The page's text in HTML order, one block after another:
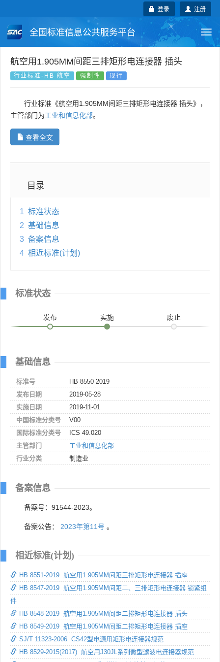
注册
登录
全国标准信息公共服务平台
国家标准 行业标准 地方标准
国外标准 技术委员会
航空用1.905MM间距三排矩形电连接器 插头
行业标准-HB 航空 强制性 现行
行业标准《航空用1.905MM间距三排矩形电连接器 插头》，
主管部门为工业和信息化部。
查看全文
目录
1 标准状态
2 基础信息
3 备案信息
4 相近标准(计划)
标准状态
发布 实施 废止
基础信息
标准号
HB 8550-2019
发布日期
2019-05-28
实施日期
2019-11-01
中国标准分类号
V00
国际标准分类号
ICS 49.020
主管部门
工业和信息化部
行业分类
制造业
备案信息
备案号：91544-2023。
备案公告： 2023年第11号 。
相近标准(计划)
HB 8551-2019 航空用1.905MM间距三排矩形电连接器 插座
HB 8547-2019 航空用1.905MM间距二、三排矩形电连接器 锁紧组
件
HB 8548-2019 航空用1.905MM间距二排矩形电连接器 插头
HB 8549-2019 航空用1.905MM间距二排矩形电连接器 插座
SJ/T 11323-2006 CS42型电源用矩形电连接器规范
HB 8529-2015(2017) 航空用J30JL系列微型滤波电连接器规范